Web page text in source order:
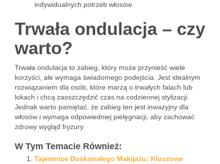
indywidualnych potrzeb włosów.
Trwała ondulacja – czy
warto?
Trwała ondulacja to zabieg, który może przynieść wiele
korzyści, ale wymaga świadomego podejścia. Jest idealnym
rozwiązaniem dla osób, które marzą o trwałych falach lub
lokach i chcą zaoszczędzić czas na codziennej stylizacji.
Jednak warto pamiętać, że zabieg ten jest inwazyjny dla
włosów i wymaga odpowiedniej pielęgnacji, aby zachować
zdrowy wygląd fryzury.
W Tym Temacie Również:
Tajemnice Doskonałego Makijażu: Kluczowe